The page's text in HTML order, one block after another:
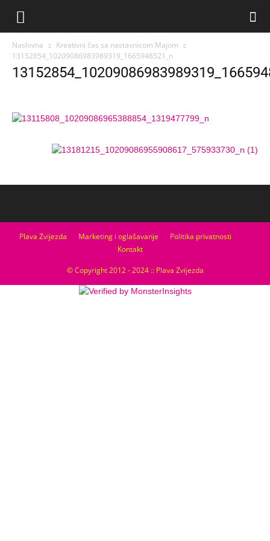
Naslovna
Kreativni čas sa nastavnicom Majom
13152854_10209086983989319_1665948521_n
Plava Zvijezda Marketing i oglašavanje
Politika privatnosti
Kontakt
© Copyright 2012 - 2024 :: Plava Zvijezda